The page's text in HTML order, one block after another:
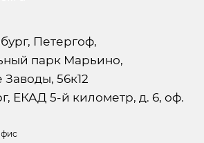
Петергоф,
парк Марьино,
56к12
ЕКАД 5-й километр, д. 6, оф.